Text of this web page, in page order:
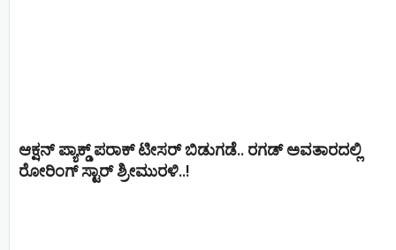
ಆಕ್ಷನ್ ಪ್ಯಾಕ್ಡ್ ಪರಾಕ್ ಟೀಸರ್ ಬಿಡುಗಡೆ.. ರಗಡ್ ಅವತಾರದಲ್ಲಿ
ರೋರಿಂಗ್ ಸ್ಟಾರ್ ಶ್ರೀಮುರಳಿ..!